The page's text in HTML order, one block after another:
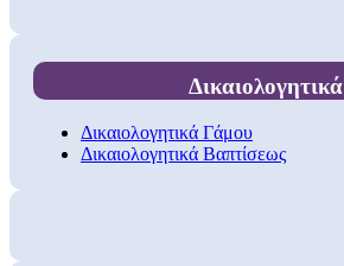
Δικαιολογητικά
Δικαιολογητικά Γάμου
Δικαιολογητικά Βαπτίσεως